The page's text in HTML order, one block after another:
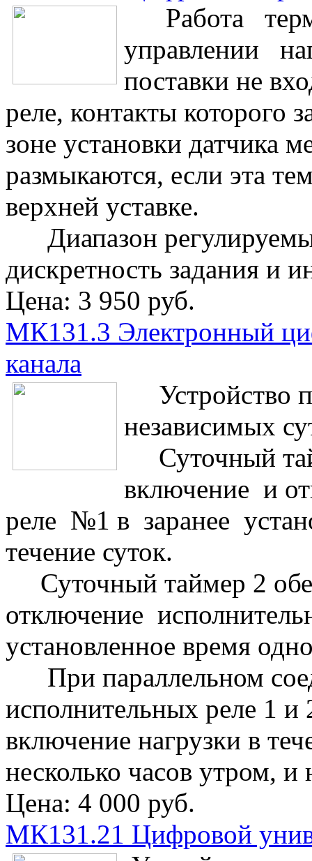
Работа
управлении
поставки не
реле, контакты которого
зоне установки датчика
размыкаются, если эта
верхней уставке.
Диапазон
дискретность задания и
Цена: 3 950 руб.
МК131.3 Электронный
канала
Устройство
независимых
Суточный
включение и
реле №1 в заранее
течение суток.
Суточный тaймер 2
отключение
установленное время
При параллельном
исполнительных реле 1 и
включение нагрузки в
несколько часов утром, и
Цена: 4 000 руб.
МК131.21 Цифровой